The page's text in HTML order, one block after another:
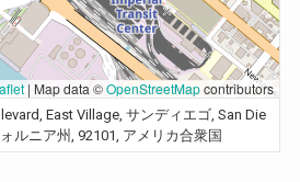
| Map data ©OpenStreetMapcontributors
East Village, サンディエゴ, San Die
ルニア州, 92101, アメリカ合衆国